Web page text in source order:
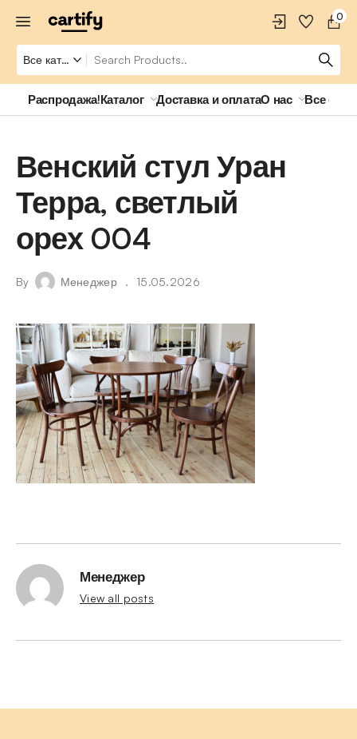
0
Распродажа!Каталог Доставка и оплатаО нас Все о
Венский стул Уран
Терра, светлый
орех 004
By Менеджер 15.05.2026
Менеджер
View all posts